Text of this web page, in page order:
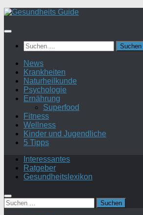
Suchen
nach:
News
Krankheiten
Naturheilkunde
Psychologie
Ernährung
Superfood
Fitness
Wellness
Kinder und Jugendliche
5 Tipps
Interessantes
Ratgeber
Gesundheitslexikon
Suchen
nach: